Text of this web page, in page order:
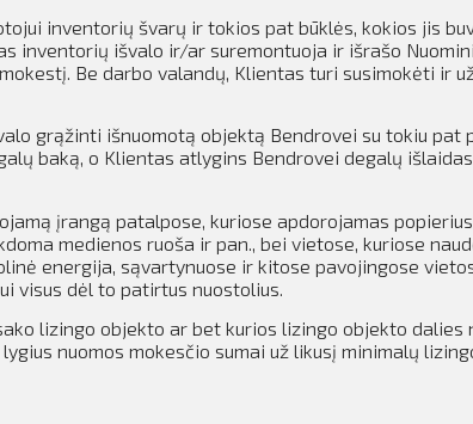
inventorių švarų ir tokios pat būklės, kokios jis
inventorių išvalo ir/ar suremontuoja ir išrašo
Be darbo valandų, Klientas turi susimokėti ir
grąžinti išnuomotą objektą Bendrovei su tokiu pat
baką, o Klientas atlygins Bendrovei degalų
įrangą patalpose, kuriose apdorojamas
medienos ruoša ir pan., bei vietose, kuriose
energija, sąvartynuose ir kitose pavojingose
visus dėl to patirtus nuostolius.
lizingo objekto ar bet kurios lizingo objekto dalies
nuomos mokesčio sumai už likusį minimalų